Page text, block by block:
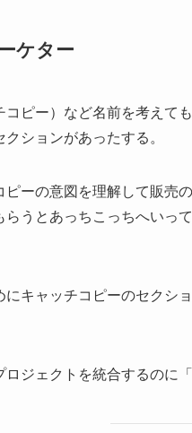
ケター
ピー）など名前を考えて
ションがあったする。
ーの意図を理解して販売
うとあっちこっちへいっ
キャッチコピーのセクシ
ジェクトを統合するのに